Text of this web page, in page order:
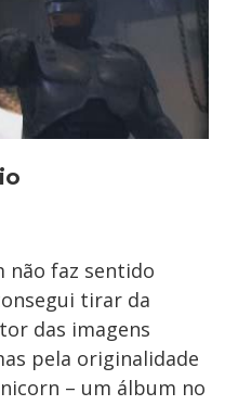
não faz sentido
tirar da
das imagens
pela originalidade
– um álbum no